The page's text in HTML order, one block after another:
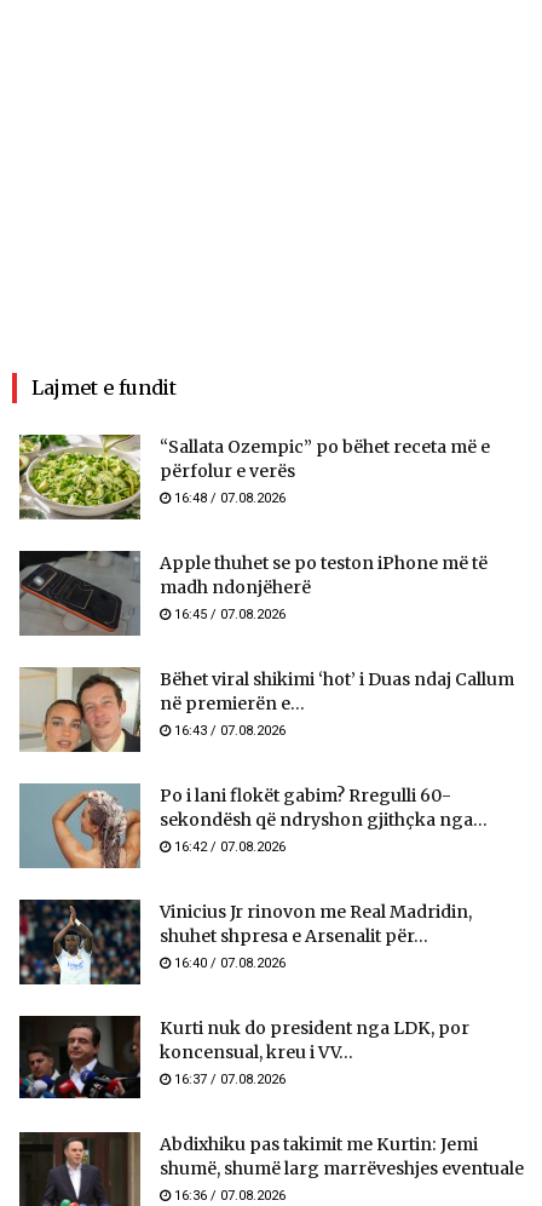
Lajmet e fundit
“Sallata Ozempic” po bëhet receta më e
përfolur e verës
16:48 / 07.08.2026
Apple thuhet se po teston iPhone më të
madh ndonjëherë
16:45 / 07.08.2026
Bëhet viral shikimi ‘hot’ i Duas ndaj Callum
në premierën e...
16:43 / 07.08.2026
Po i lani flokët gabim? Rregulli 60-
sekondësh që ndryshon gjithçka nga...
16:42 / 07.08.2026
Vinicius Jr rinovon me Real Madridin,
shuhet shpresa e Arsenalit për...
16:40 / 07.08.2026
Kurti nuk do president nga LDK, por
koncensual, kreu i VV...
16:37 / 07.08.2026
Abdixhiku pas takimit me Kurtin: Jemi
shumë, shumë larg marrëveshjes eventuale
16:36 / 07.08.2026